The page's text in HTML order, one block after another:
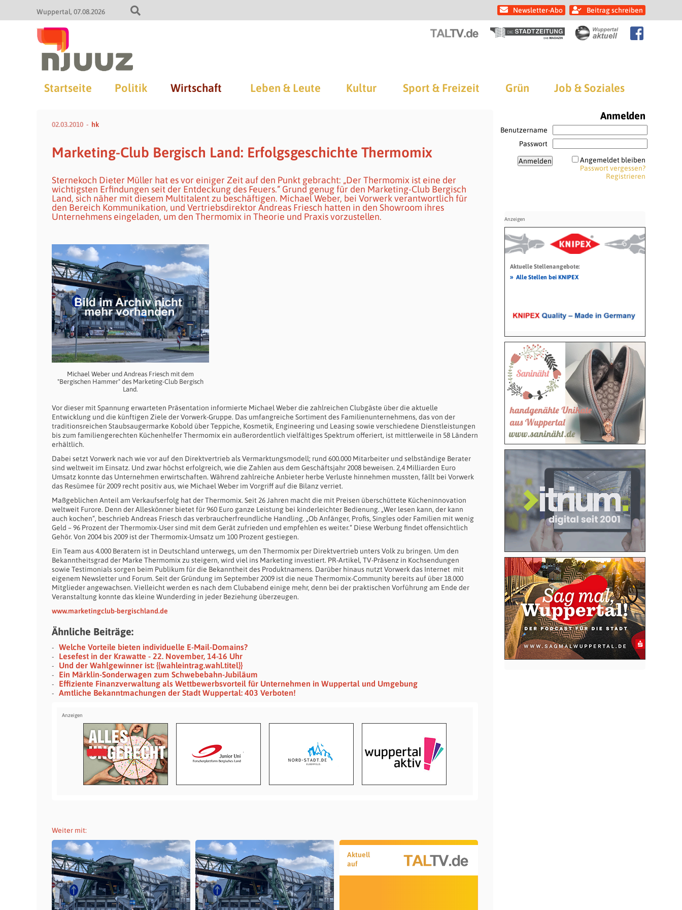
Wuppertal 07.08.2026 Newsletter-Abo Beitrag schreiben
Startseite Politik Wirtschaft Leben & Leute Kultur Sport & Freizeit Grün Job & Soziales
02.03.2010 hk
Marketing-Club Bergisch Land: Erfolgsgeschichte Thermomix
Sternekoch Dieter Müller hat es vor einiger Zeit auf den Punkt gebracht: „Der Thermomix ist eine der
wichtigsten Erfindungen seit der Entdeckung des Feuers.“ Grund genug für den Marketing-Club Bergisch
Land, sich näher mit diesem Multitalent zu beschäftigen. Michael Weber, bei Vorwerk verantwortlich für
den Bereich Kommunikation, und Vertriebsdirektor Andreas Friesch hatten in den Showroom ihres
Unternehmens eingeladen, um den Thermomix in Theorie und Praxis vorzustellen.
Michael Weber und Andreas Friesch mit dem
"Bergischen Hammer" des Marketing-Club Bergisch
Land.
Vor dieser mit Spannung erwarteten Präsentation informierte Michael Weber die zahlreichen Clubgäste über die aktuelle
Entwicklung und die künftigen Ziele der Vorwerk-Gruppe. Das umfangreiche Sortiment des Familienunternehmens, das von der
traditionsreichen Staubsaugermarke Kobold über Teppiche, Kosmetik, Engineering und Leasing sowie verschiedene Dienstleistungen
bis zum familiengerechten Küchenhelfer Thermomix ein außerordentlich vielfältiges Spektrum offeriert, ist mittlerweile in 58 Ländern
erhältlich.
Dabei setzt Vorwerk nach wie vor auf den Direktvertrieb als Vermarktungsmodell; rund 600.000 Mitarbeiter und selbständige Berater
sind weltweit im Einsatz. Und zwar höchst erfolgreich, wie die Zahlen aus dem Geschäftsjahr 2008 beweisen. 2,4 Milliarden Euro
Umsatz konnte das Unternehmen erwirtschaften. Während zahlreiche Anbieter herbe Verluste hinnehmen mussten, fällt bei Vorwerk
das Resümee für 2009 recht positiv aus, wie Michael Weber im Vorgriff auf die Bilanz verriet.
Maßgeblichen Anteil am Verkaufserfolg hat der Thermomix. Seit 26 Jahren macht die mit Preisen überschüttete Kücheninnovation
weltweit Furore. Denn der Alleskönner bietet für 960 Euro ganze Leistung bei kinderleichter Bedienung. „Wer lesen kann, der kann
auch kochen“, beschrieb Andreas Friesch das verbraucherfreundliche Handling. „Ob Anfänger, Profis, Singles oder Familien mit wenig
Geld – 96 Prozent der Thermomix-User sind mit dem Gerät zufrieden und empfehlen es weiter.“ Diese Werbung findet offensichtlich
Gehör. Von 2004 bis 2009 ist der Thermomix-Umsatz um 100 Prozent gestiegen.
Ein Team aus 4.000 Beratern ist in Deutschland unterwegs, um den Thermomix per Direktvertrieb unters Volk zu bringen. Um den
Bekanntheitsgrad der Marke Thermomix zu steigern, wird viel ins Marketing investiert. PR-Artikel, TV-Präsenz in Kochsendungen
sowie Testimonials sorgen beim Publikum für die Bekanntheit des Produktnamens. Darüber hinaus nutzt Vorwerk das Internet mit
eigenem Newsletter und Forum. Seit der Gründung im September 2009 ist die neue Thermomix-Community bereits auf über 18.000
Mitglieder angewachsen. Vielleicht werden es nach dem Clubabend einige mehr, denn bei der praktischen Vorführung am Ende der
Veranstaltung konnte das kleine Wunderding in jeder Beziehung überzeugen.
www.marketingclub-bergischland.de
Ähnliche Beiträge:
Welche Vorteile bieten individuelle E-Mail-Domains?
Lesefest in der Krawatte - 22. November, 14-16 Uhr
Und der Wahlgewinner ist: {{wahleintrag.wahl.titel}}
Ein Märklin-Sonderwagen zum Schwebebahn-Jubiläum
Effiziente Finanzverwaltung als Wettbewerbsvorteil für Unternehmen in Wuppertal und Umgebung
Amtliche Bekanntmachungen der Stadt Wuppertal: 403 Verboten!
Weiter mit:
Aktuell
auf
Anmelden
Benutzername
Passwort
Angemeldet bleiben
Passwort vergessen?
Registrieren
Aktuelle Stellenangebote:
» Alle Stellen bei KNIPEX